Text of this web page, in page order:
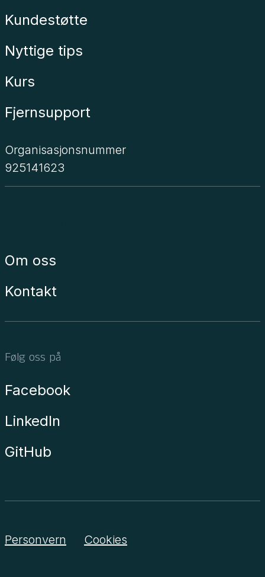
Kundestøtte
Nyttige tips
Kurs
Fjernsupport
Organisasjonsnummer
925141623
Om oss
Kontakt
Følg oss på
Facebook
LinkedIn
GitHub
Personvern Cookies